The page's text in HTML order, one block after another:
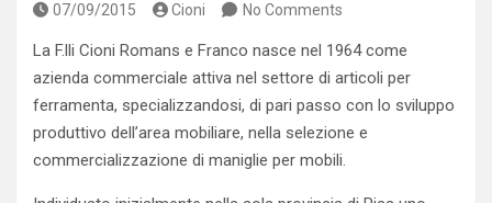
07/09/2015 Cioni No Comments
La F.lli Cioni Romans e Franco nasce nel 1964 come
azienda commerciale attiva nel settore di articoli per
ferramenta, specializzandosi, di pari passo con lo sviluppo
produttivo dell’area mobiliare, nella selezione e
commercializzazione di maniglie per mobili.